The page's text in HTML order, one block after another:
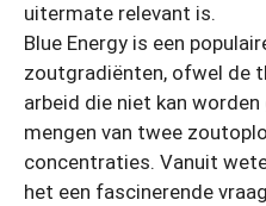
uitermate relevant is.
Blue Energy is een
zoutgradiënten, ofwel de
arbeid die niet kan
mengen van twee
concentraties. Vanuit
het een fascinerende